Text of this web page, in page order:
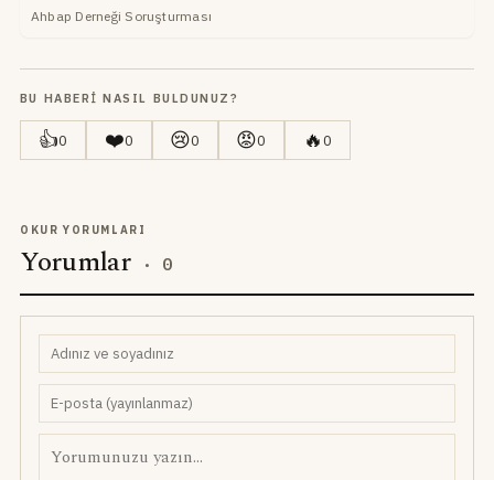
Ahbap Derneği Soruşturması
BU HABERI NASIL BULDUNUZ?
👍0 ❤️0 😢0 😡0 🔥0
OKUR YORUMLARI
Yorumlar · 0